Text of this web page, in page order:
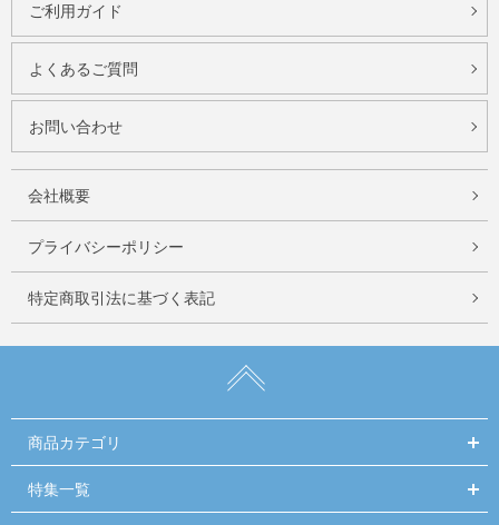
ご利用ガイド
よくあるご質問
お問い合わせ
会社概要
プライバシーポリシー
特定商取引法に基づく表記
商品カテゴリ
特集一覧